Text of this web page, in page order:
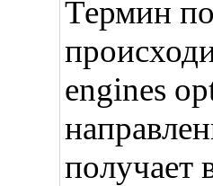
Термин
engines
получает